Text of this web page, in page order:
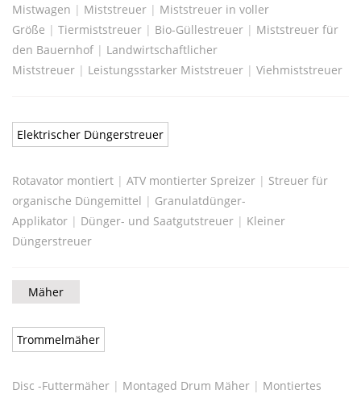
Mistwagen | Miststreuer | Miststreuer in voller
Größe | Tiermiststreuer | Bio-Güllestreuer | Miststreuer für
den Bauernhof | Landwirtschaftlicher
Miststreuer | Leistungsstarker Miststreuer | Viehmiststreuer
Elektrischer Düngerstreuer
Rotavator montiert | ATV montierter Spreizer | Streuer für
organische Düngemittel | Granulatdünger-
Applikator | Dünger- und Saatgutstreuer | Kleiner
Düngerstreuer
Mäher
Trommelmäher
Disc -Futtermäher | Montaged Drum Mäher | Montiertes